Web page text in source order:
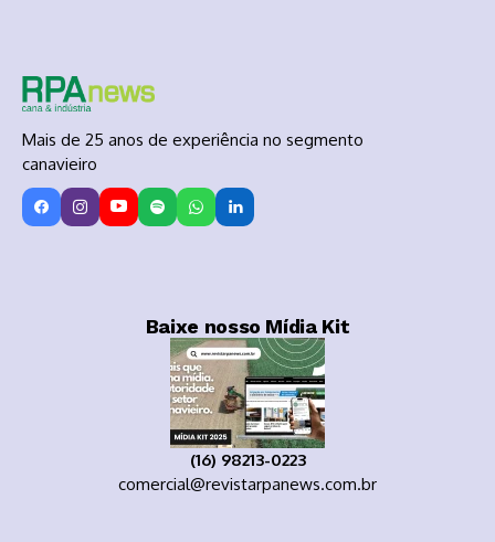
Mais de 25 anos de experiência no segmento
canavieiro
Baixe nosso Mídia Kit
(16) 98213-0223
comercial@revistarpanews.com.br